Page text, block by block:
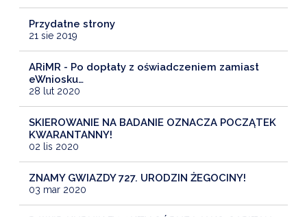
Przydatne strony
21 sie 2019
ARiMR - Po dopłaty z oświadczeniem zamiast
eWniosku…
28 lut 2020
SKIEROWANIE NA BADANIE OZNACZA POCZĄTEK
KWARANTANNY!
02 lis 2020
ZNAMY GWIAZDY 727. URODZIN ŻEGOCINY!
03 mar 2020